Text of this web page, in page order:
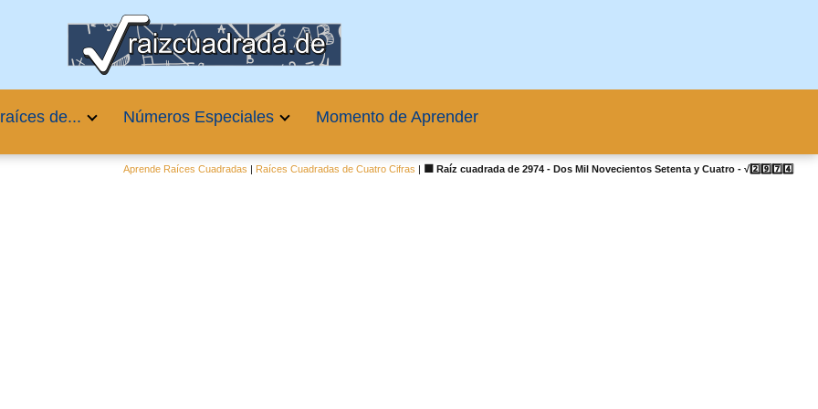
de... Números Especiales Momento de Aprender
Aprende Raíces Cuadradas | Raíces Cuadradas de Cuatro Cifras | 🟦 Raíz cuadrada de 2974 - Dos Mil Novecientos Setenta y Cuatro - √2️⃣9️⃣7️⃣4️⃣